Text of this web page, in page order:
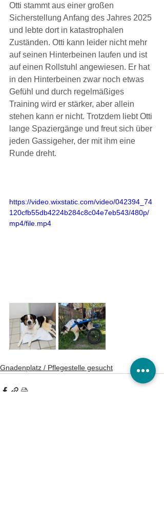
Otti stammt aus einer großen
Sicherstellung Anfang des Jahres 2025
und lebte dort in katastrophalen
Zuständen. Otti kann leider nicht mehr
auf seinen Hinterbeinen laufen und ist
auf einen Rollstuhl angewiesen. Er hat
in den Hinterbeinen zwar noch etwas
Gefühl und durch regelmäßiges
Training wird er stärker, aber allein
stehen kann er nicht. Trotzdem liebt Otti
lange Spaziergänge und freut sich über
jeden Gassigeher, der mit ihm eine
Runde dreht.
https://video.wixstatic.com/video/042394_74
120cfb55db4224b284c8c04e7eb543/480p/
mp4/file.mp4
Gnadenplatz / Pflegestelle gesucht